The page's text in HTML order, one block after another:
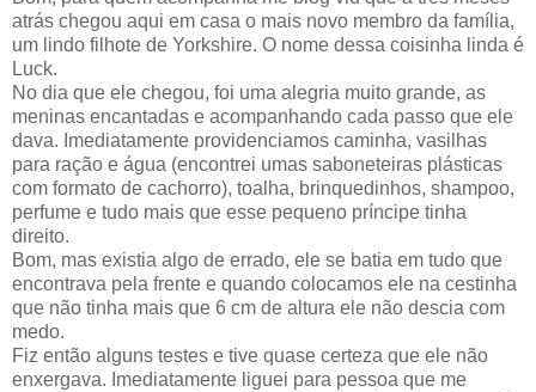
atrás chegou aqui em casa o mais novo membro da família,
um lindo filhote de Yorkshire. O nome dessa coisinha linda é
Luck.
No dia que ele chegou, foi uma alegria muito grande, as
meninas encantadas e acompanhando cada passo que ele
dava. Imediatamente providenciamos caminha, vasilhas
para ração e água (encontrei umas saboneteiras plásticas
com formato de cachorro), toalha, brinquedinhos, shampoo,
perfume e tudo mais que esse pequeno príncipe tinha
direito.
Bom, mas existia algo de errado, ele se batia em tudo que
encontrava pela frente e quando colocamos ele na cestinha
que não tinha mais que 6 cm de altura ele não descia com
medo.
Fiz então alguns testes e tive quase certeza que ele não
enxergava. Imediatamente liguei para pessoa que me